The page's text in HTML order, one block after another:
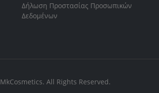
Δήλωση Προστασίας Προσωπικών
Δεδομένων
All Rights Reserved.